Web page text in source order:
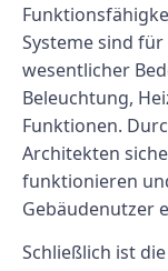
Systeme sind
wesentlicher
Beleuchtung,
Funktionen.
Architekten
funktionieren
Gebäudenutzer
Schließlich ist